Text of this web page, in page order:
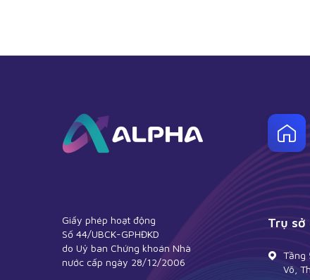
Giấy phép hoạt động
Số 44/UBCK-GPHĐKD
do Uỷ ban Chứng khoán Nhà
nước cấp ngày 28/12/2006
Trụ sở
Tầng
Võ,